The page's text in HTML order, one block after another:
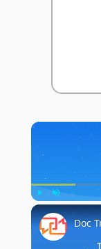
Play Unmute